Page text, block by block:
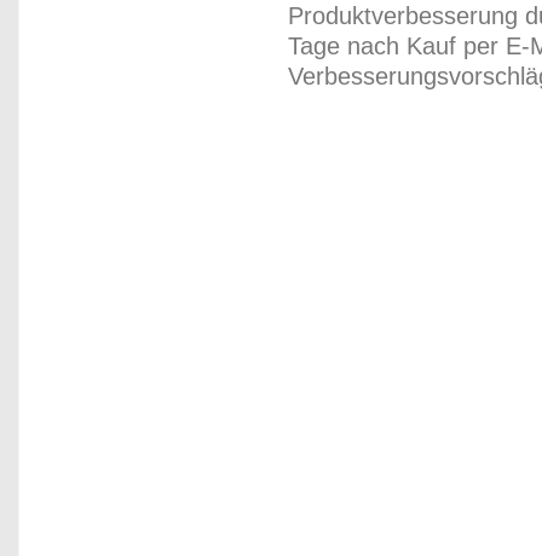
Produktverbesserung
Tage nach Kauf per E-